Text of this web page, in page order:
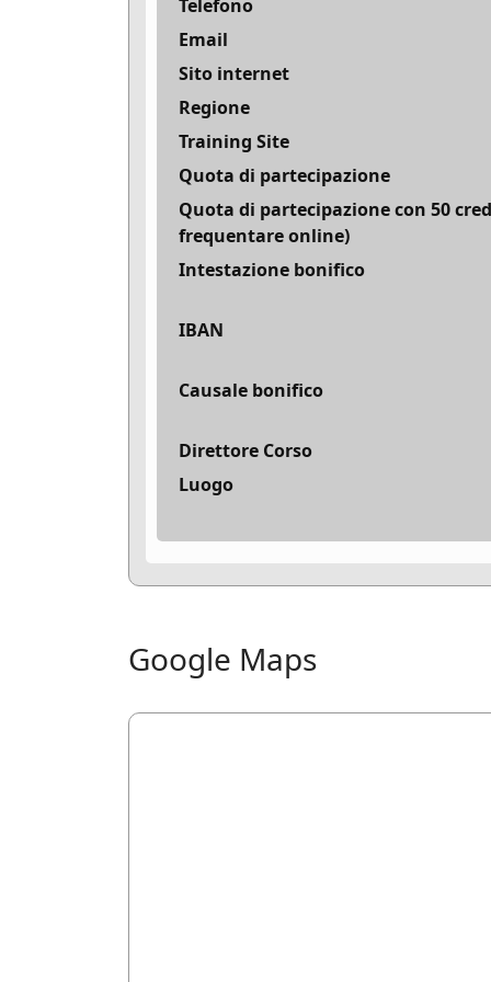
Telefono
Email
Sito internet
Regione
Training Site
Quota di partecipazione
Quota di partecipazione con 50
frequentare online)
Intestazione bonifico
IBAN
Causale bonifico
Direttore Corso
Luogo
Google Maps